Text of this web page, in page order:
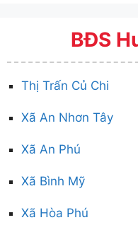
BĐS
Thị Trấn Củ Chi
Xã An Nhơn Tây
Xã An Phú
Xã Bình Mỹ
Xã Hòa Phú